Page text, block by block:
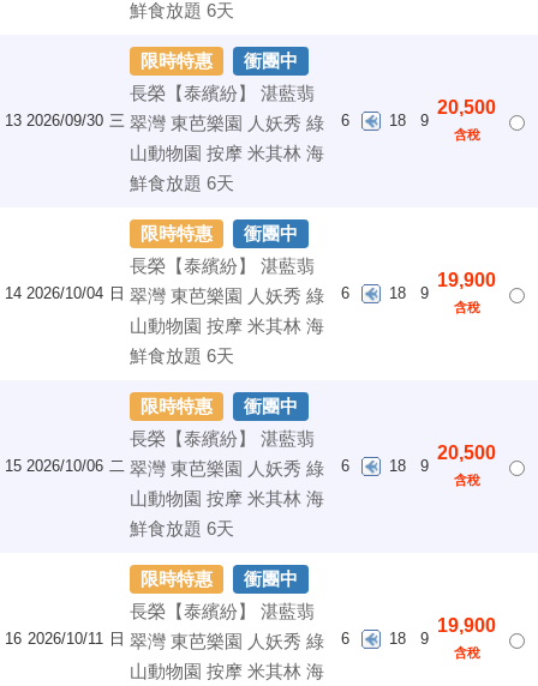
鮮食放題 6天
13 2026/09/30 三
限時特惠 衝團中
長榮【泰繽紛】 湛藍翡
翠灣 東芭樂園 人妖秀 綠
山動物園 按摩 米其林 海
鮮食放題 6天
6 18 9
20,500
含稅
14 2026/10/04 日
限時特惠 衝團中
長榮【泰繽紛】 湛藍翡
翠灣 東芭樂園 人妖秀 綠
山動物園 按摩 米其林 海
鮮食放題 6天
6 18 9
19,900
含稅
15 2026/10/06 二
限時特惠 衝團中
長榮【泰繽紛】 湛藍翡
翠灣 東芭樂園 人妖秀 綠
山動物園 按摩 米其林 海
鮮食放題 6天
6 18 9
20,500
含稅
16 2026/10/11 日
限時特惠 衝團中
長榮【泰繽紛】 湛藍翡
翠灣 東芭樂園 人妖秀 綠
山動物園 按摩 米其林 海
6 18 9
19,900
含稅